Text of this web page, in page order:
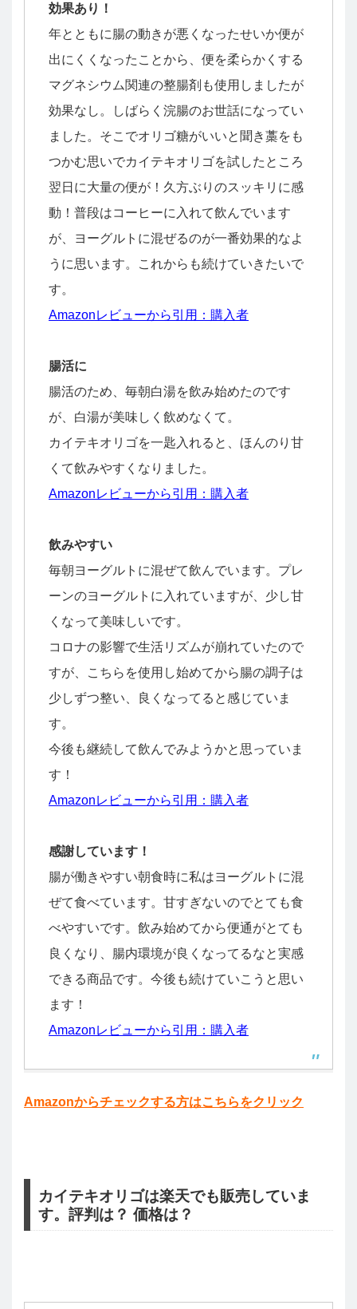
効果あり！
年とともに腸の動きが悪くなったせいか便が
出にくくなったことから、便を柔らかくする
マグネシウム関連の整腸剤も使用しましたが
効果なし。しばらく浣腸のお世話になってい
ました。そこでオリゴ糖がいいと聞き藁をも
つかむ思いでカイテキオリゴを試したところ
翌日に大量の便が！久方ぶりのスッキリに感
動！普段はコーヒーに入れて飲んでいます
が、ヨーグルトに混ぜるのが一番効果的なよ
うに思います。これからも続けていきたいで
す。
Amazonレビューから引用：購入者
腸活に
腸活のため、毎朝白湯を飲み始めたのです
が、白湯が美味しく飲めなくて。
カイテキオリゴを一匙入れると、ほんのり甘
くて飲みやすくなりました。
Amazonレビューから引用：購入者
飲みやすい
毎朝ヨーグルトに混ぜて飲んでいます。プレ
ーンのヨーグルトに入れていますが、少し甘
くなって美味しいです。
コロナの影響で生活リズムが崩れていたので
すが、こちらを使用し始めてから腸の調子は
少しずつ整い、良くなってると感じていま
す。
今後も継続して飲んでみようかと思っていま
す！
Amazonレビューから引用：購入者
感謝しています！
腸が働きやすい朝食時に私はヨーグルトに混
ぜて食べています。甘すぎないのでとても食
べやすいです。飲み始めてから便通がとても
良くなり、腸内環境が良くなってるなと実感
できる商品です。今後も続けていこうと思い
ます！
Amazonレビューから引用：購入者
Amazonからチェックする方はこちらをクリック
カイテキオリゴは楽天でも販売していま
す。評判は？ 価格は？